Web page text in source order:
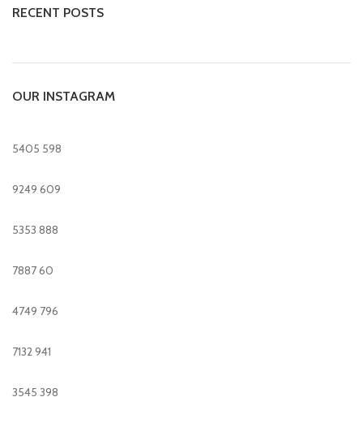
RECENT POSTS
OUR INSTAGRAM
5405 598
9249 609
5353 888
788760
4749 796
7132941
3545 398